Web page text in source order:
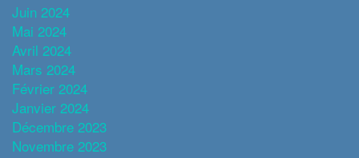
Juin 2024
Mai 2024
Avril 2024
Mars 2024
Février 2024
Janvier 2024
Décembre 2023
Novembre 2023